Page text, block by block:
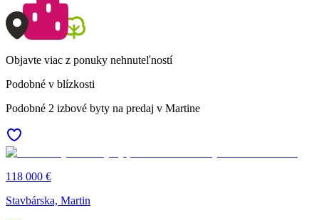
Objavte viac z ponuky nehnuteľností
Podobné v blízkosti
Podobné 2 izbové byty na predaj v Martine
118 000 €
Stavbárska, Martin